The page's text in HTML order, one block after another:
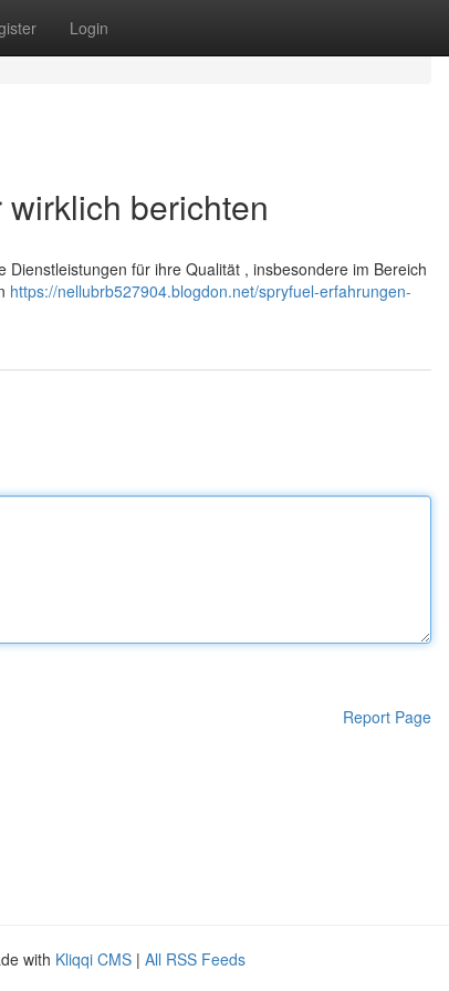
Login
berichten
für ihre Qualität , insbesondere im Bereich
https://nellubrb527904.blogdon.net/spryfuel-erfahrungen-
Report Page
with Kliqqi CMS | All RSS Feeds